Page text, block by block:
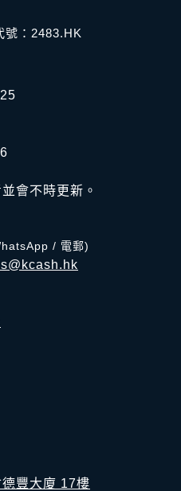
號：2483.HK
會不時更新。
/ 電郵)
豐大廈 17樓